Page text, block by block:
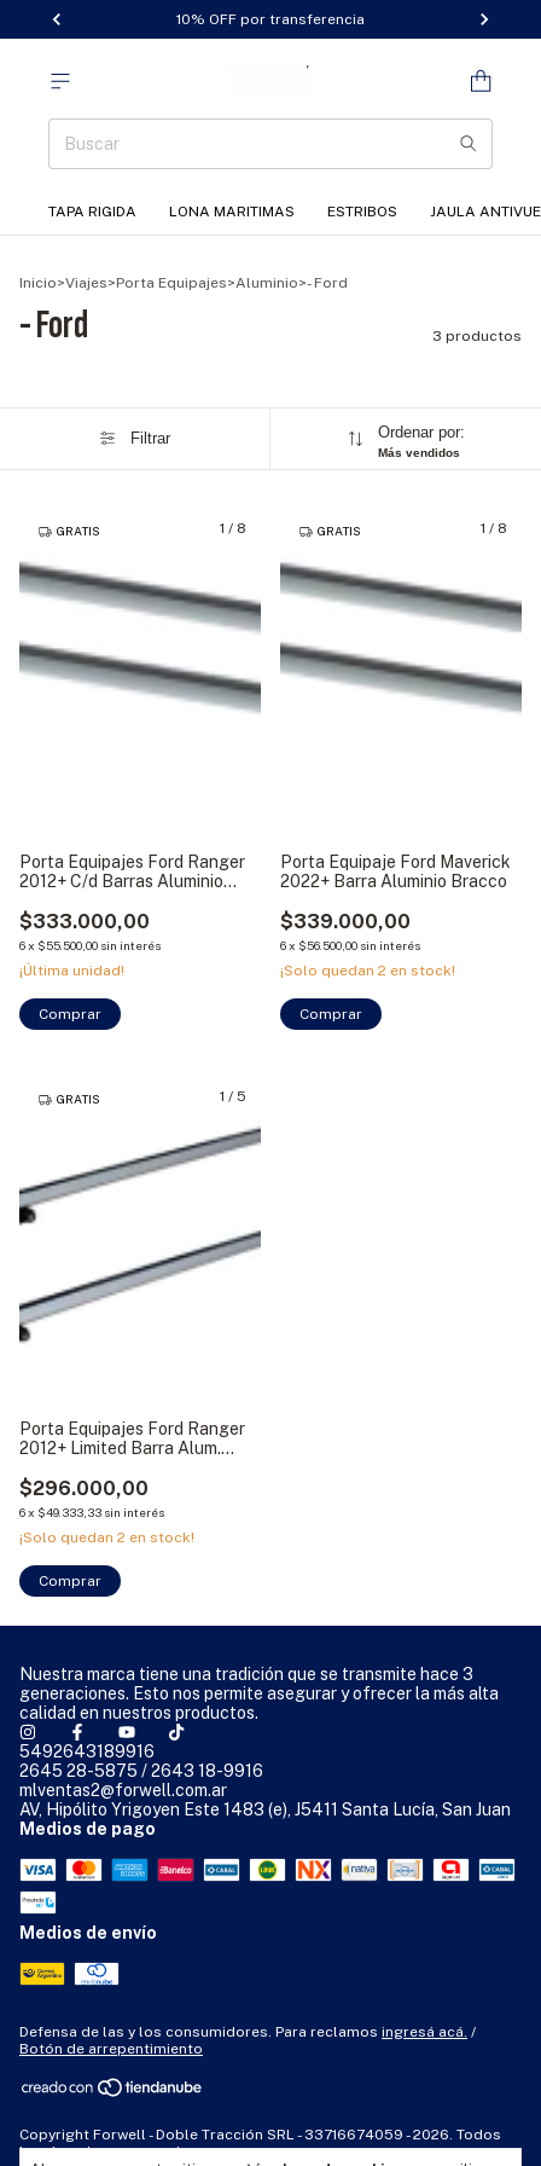
10% OFF por transferencia
TAPA RIGIDA LONA MARITIMAS ESTRIBOS JAULA
Inicio>Viajes>Porta Equipajes>Aluminio>- Ford
- Ford 3 productos
Filtrar Ordenar por:
Más vendidos
1 / 8
GRATIS
Porta Equipajes Ford Ranger
2012+ C/d Barras Aluminio
$333.000,00
6x $55.500,00 sin interés
¡Última unidad!
Comprar
1 / 8
GRATIS
Porta Equipaje Ford Maverick
2022+ Barra Aluminio Bracco
$339.000,00
6x $56.500,00 sin interés
¡Solo quedan 2 en stock!
Comprar
1 / 5
GRATIS
Porta Equipajes Ford Ranger
2012+ Limited Barra Alum.
$296.000,00
6x $49.333,33 sin interés
¡Solo quedan 2 en stock!
Comprar
Nuestra marca tiene una tradición que se transmite hace 3
generaciones. Esto nos permite asegurar y ofrecer la más alta
calidad en nuestros productos.
5492643189916
2645 28-5875 / 2643 18-9916
mlventas2@forwell.com.ar
AV, Hipólito Yrigoyen Este 1483 (e), J5411 Santa Lucía, San Juan
Medios de pago
Medios de envío
Defensa de las y los consumidores. Para reclamos ingresá acá. /
Botón de arrepentimiento
Copyright Forwell - Doble Tracción SRL - 33716674059 - 2026. Todos
los derechos reservados.